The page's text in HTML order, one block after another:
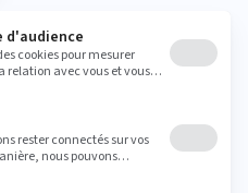
- 12:00 14:00 - 19:00
14:00 - 19:00
09:30 - 12:00